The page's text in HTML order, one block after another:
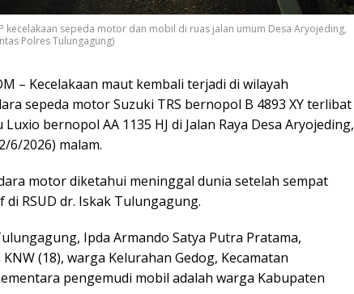
kecelakaan sepeda motor dan mobil di ruas jalan umum Desa Aryojeding,
Polres Tulungagung)
– Kecelakaan maut kembali terjadi di wilayah
sepeda motor Suzuki TRS bernopol B 4893 XY terlibat
bernopol AA 1135 HJ di Jalan Raya Desa Aryojeding,
6/2026) malam.
motor diketahui meninggal dunia setelah sempat
RSUD dr. Iskak Tulungagung.
Ipda Armando Satya Putra Pratama,
(18), warga Kelurahan Gedog, Kecamatan
pengemudi mobil adalah warga Kabupaten